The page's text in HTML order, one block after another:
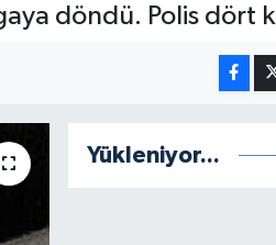
döndü. Polis dört
Yükleniyor...